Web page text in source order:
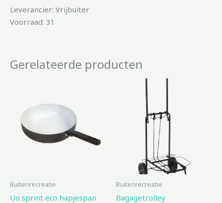
Leverancier: Vrijbuiter
Voorraad: 31
Gerelateerde producten
Buitenrecreatie
Uo sprint eco hapjespan
Buitenrecreatie
Bagagetrolley